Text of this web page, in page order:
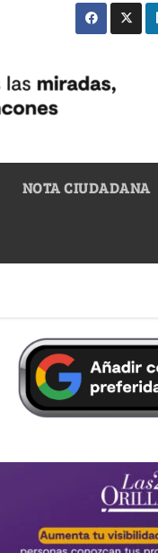
NOTA CIUDADANA